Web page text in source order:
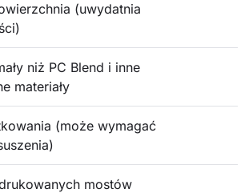
(uwydatnia
niż PC Blend i inne
materiały
(może wymagać
mostów